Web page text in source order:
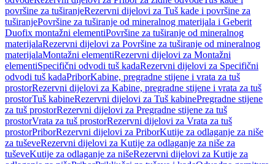
površine za tuširanjeRezervni dijelovi za Tuš kade i površine za
tuširanjePovršine za tuširanje od mineralnog materijala i Geberit
Duofix montažni elementiPovršine za tuširanje od mineralnog
materijalaRezervni dijelovi za Površine za tuširanje od mineralnog
materijalaMontažni elementiRezervni dijelovi za Montažni
elementiSpecifični odvodi tuš kadaRezervni dijelovi za Specifični
odvodi tuš kadaPriborKabine, pregradne stijene i vrata za tuš
prostorRezervni dijelovi za Kabine, pregradne stijene i vrata za tuš
prostorTuš kabineRezervni dijelovi za Tuš kabinePregradne stijene
za tuš prostorRezervni dijelovi za Pregradne stijene za tuš
prostorVrata za tuš prostorRezervni dijelovi za Vrata za tuš
prostorPriborRezervni dijelovi za PriborKutije za odlaganje za niše
za tuševeRezervni dijelovi za Kutije za odlaganje za niše za
tuševeKutije za odlaganje za nišeRezervni dijelovi za Kutije za